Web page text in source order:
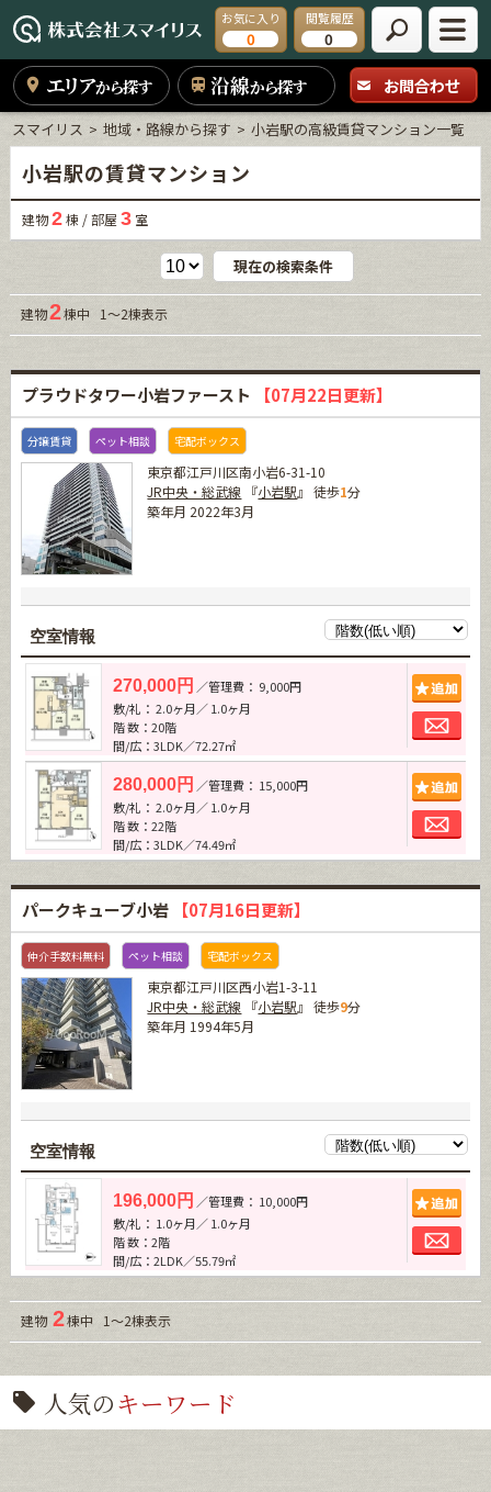
お気に入り
0
閲覧履歴
0
エリアから探す 沿線から探す お問合わせ
スマイリス 地域・路線から探す 小岩駅の高級賃貸マンション一覧
小岩駅の賃貸マンション
建物2棟 / 部屋 3室
現在の検索条件
建物2棟中 1～2棟表示
プラウドタワー小岩ファースト 【07月22日更新】
分譲賃貸 ペット相談 宅配ボックス
東京都江戸川区南小岩6-31-10
JR中央・総武線 『小岩駅』 徒歩1分
築年月 2022年3月
空室情報
270,000円 ／管理費： 9,000円
敷/礼： 2.0ヶ月／ 1.0ヶ月
階 数：20階
間/広：3LDK／72.27㎡
280,000円 ／管理費： 15,000円
敷/礼： 2.0ヶ月／ 1.0ヶ月
階 数：22階
間/広：3LDK／74.49㎡
パークキューブ小岩 【07月16日更新】
仲介手数料無料 ペット相談 宅配ボックス
東京都江戸川区西小岩1-3-11
JR中央・総武線 『小岩駅』 徒歩9分
築年月 1994年5月
空室情報
196,000円 ／管理費： 10,000円
敷/礼： 1.0ヶ月／ 1.0ヶ月
階 数：2階
間/広：2LDK／55.79㎡
建物 2棟中 1～2棟表示
人気のキーワード